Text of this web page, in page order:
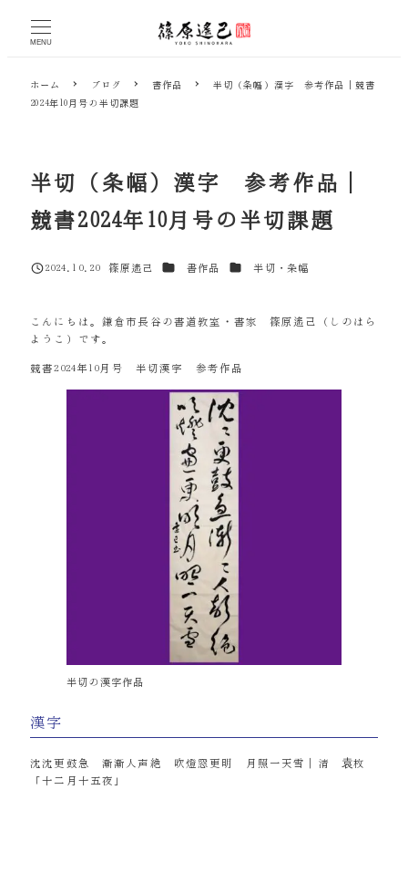
MENU
ホーム ブログ 書作品
半切（条幅）漢字 参考作品｜競書
2024年10月号の半切課題
半切（条幅）漢字 参考作品｜
競書2024年10月号の半切課題
投稿日
2024.10.20
篠原遙己 カテゴリー
書作品 カテゴリー
半切・条幅
こんにちは。鎌倉市長谷の書道教室・書家 篠原遙己（しのはら
ようこ）です。
競書2024年10月号 半切漢字 参考作品
半切の漢字作品
漢字
沈沈更鼓急 漸漸人声絶 吹燈窓更明 月照一天雪｜清 袁枚
「十二月十五夜」